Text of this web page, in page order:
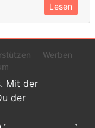
Lesen
Werben
- aaa
haben sich auf
Mit der
der